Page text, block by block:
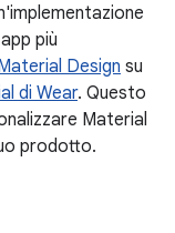
più
Design su
di Wear. Questo
Material
prodotto.